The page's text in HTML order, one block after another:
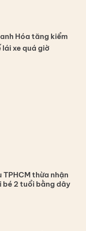
Hóa tăng kiểm
xe quá giờ
TPHCM thừa nhận
bé 2 tuổi bằng dây